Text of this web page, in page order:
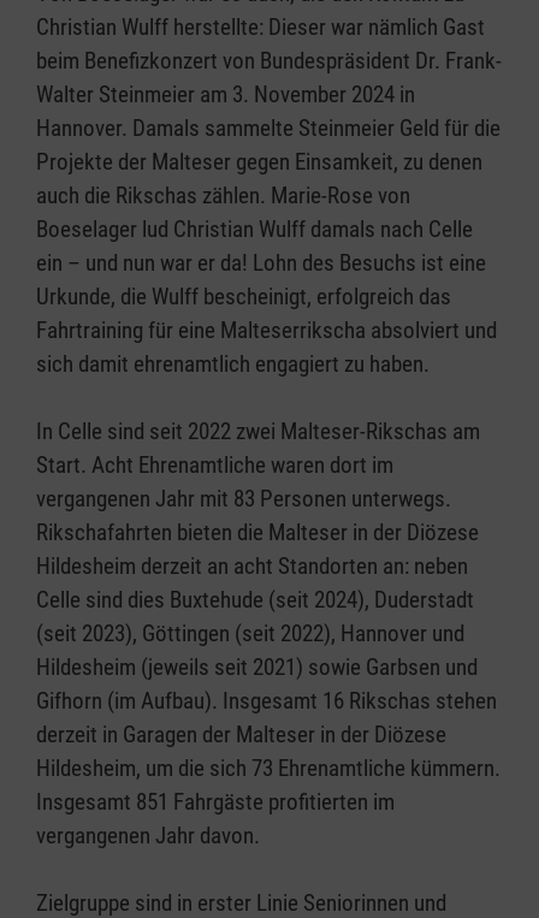
Christian Wulff herstellte: Dieser war nämlich Gast
beim Benefizkonzert von Bundespräsident Dr. Frank-
Walter Steinmeier am 3. November 2024 in
Hannover. Damals sammelte Steinmeier Geld für die
Projekte der Malteser gegen Einsamkeit, zu denen
auch die Rikschas zählen. Marie-Rose von
Boeselager lud Christian Wulff damals nach Celle
ein – und nun war er da! Lohn des Besuchs ist eine
Urkunde, die Wulff bescheinigt, erfolgreich das
Fahrtraining für eine Malteserrikscha absolviert und
sich damit ehrenamtlich engagiert zu haben.
In Celle sind seit 2022 zwei Malteser-Rikschas am
Start. Acht Ehrenamtliche waren dort im
vergangenen Jahr mit 83 Personen unterwegs.
Rikschafahrten bieten die Malteser in der Diözese
Hildesheim derzeit an acht Standorten an: neben
Celle sind dies Buxtehude (seit 2024), Duderstadt
(seit 2023), Göttingen (seit 2022), Hannover und
Hildesheim (jeweils seit 2021) sowie Garbsen und
Gifhorn (im Aufbau). Insgesamt 16 Rikschas stehen
derzeit in Garagen der Malteser in der Diözese
Hildesheim, um die sich 73 Ehrenamtliche kümmern.
Insgesamt 851 Fahrgäste profitierten im
vergangenen Jahr davon.
Zielgruppe sind in erster Linie Seniorinnen und